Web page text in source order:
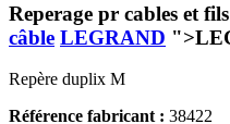
Reperage pr cables et fils
câble LEGRAND
Repère duplix M
Référence fabricant : 38422